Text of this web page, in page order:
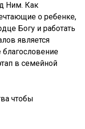
Ним. Как
о ребенке,
Богу и работать
является
благословение
в семейной
чтобы